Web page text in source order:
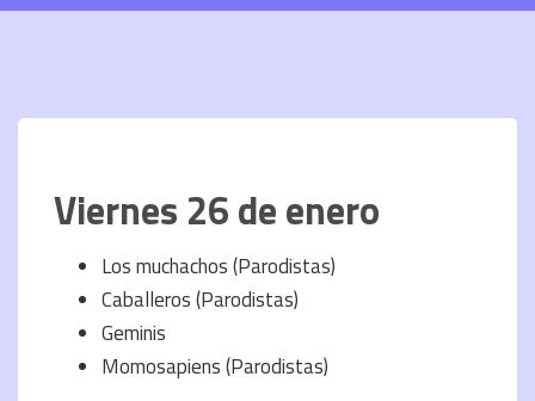
Viernes 26 de enero
Los muchachos (Parodistas)
Caballeros (Parodistas)
Geminis
Momosapiens (Parodistas)